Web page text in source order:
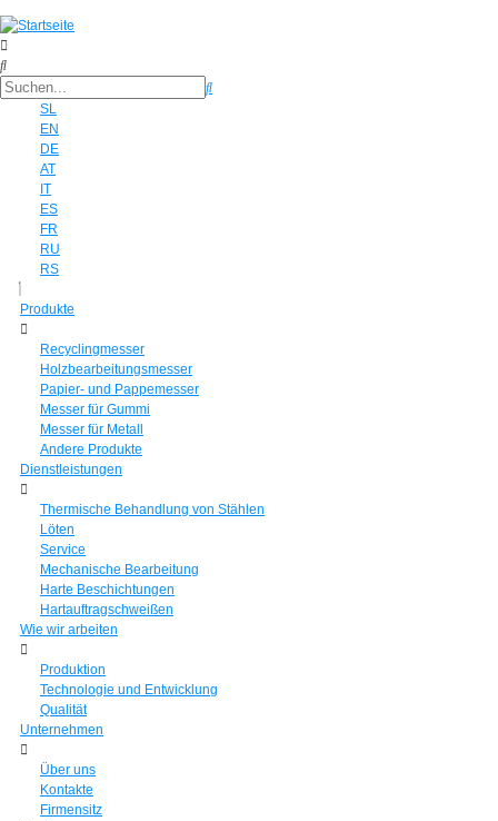
SL
EN
DE
AT
IT
ES
FR
RU
RS
Produkte
Recyclingmesser
Holzbearbeitungsmesser
Papier- und Pappemesser
Messer für Gummi
Messer für Metall
Andere Produkte
Dienstleistungen
Thermische Behandlung von Stählen
Löten
Service
Mechanische Bearbeitung
Harte Beschichtungen
Hartauftragschweißen
Wie wir arbeiten
Produktion
Technologie und Entwicklung
Qualität
Unternehmen
Über uns
Kontakte
Firmensitz